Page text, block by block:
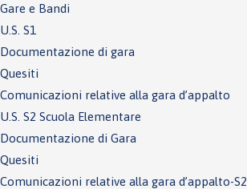
Gare e Bandi
U.S. S1
Documentazione di gara
Quesiti
Comunicazioni relative alla gara d’appalto
U.S. S2 Scuola Elementare
Documentazione di Gara
Quesiti
Comunicazioni relative alla gara d’appalto-S2